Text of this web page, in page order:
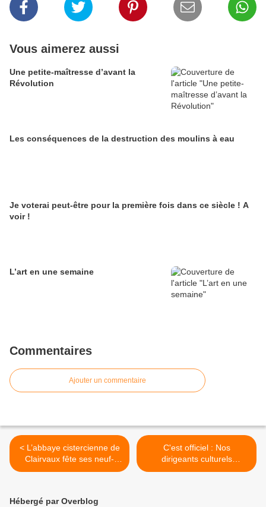
Vous aimerez aussi
Une petite-maîtresse d’avant la
Révolution
Les conséquences de la destruction des moulins à eau
Je voterai peut-être pour la première fois dans ce siècle ! A
voir !
L’art en une semaine
Commentaires
Ajouter un commentaire
< L’abbaye cistercienne de
Clairvaux fête ses neuf-
cents ans
C'est officiel : Nos
dirigeants culturels
consultent des voyants ! >
Hébergé par Overblog